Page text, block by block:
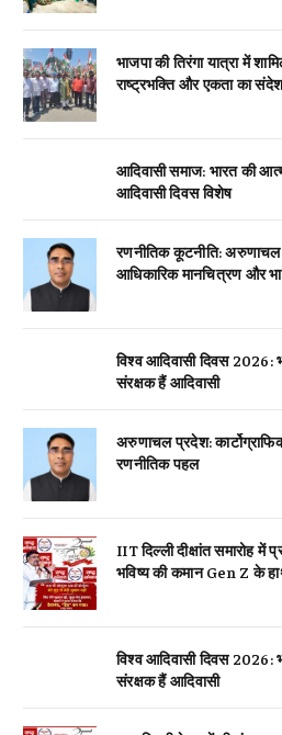
भाजपा की तिरंगा यात्रा में
राष्ट्रभक्ति और एकता का
आदिवासी समाज: भारत की
आदिवासी दिवस विशेष
रणनीतिक कूटनीति:
आधिकारिक मानचित्रण और
विश्व आदिवासी दिवस
संरक्षक हैं आदिवासी
अरुणाचल प्रदेश:
रणनीतिक पहल
IIT दिल्ली दीक्षांत समारोह में
भविष्य की कमान Gen Z के
विश्व आदिवासी दिवस
संरक्षक हैं आदिवासी